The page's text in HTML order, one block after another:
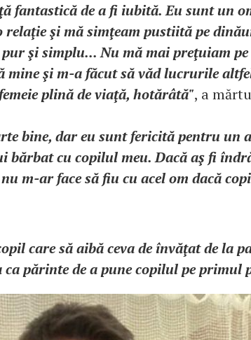
fantastică de a fi iubită. Eu sunt un
şi mă simţeam pustiită pe
şi simplu... Nu mă mai preţuiam
mine şi m-a făcut să văd lucrurile
plină de viaţă, hotărâtă", a
bine, dar eu sunt fericită pentru un
bărbat cu copilul meu. Dacă aş fi
m-ar face să fiu cu acel om dacă
care să aibă ceva de învăţat de la
părinte de a pune copilul pe primul